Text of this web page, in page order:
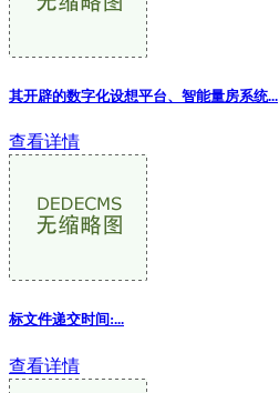
其开辟的数字化设想平台、智能量房系统...
查看详情
标文件递交时间:...
查看详情